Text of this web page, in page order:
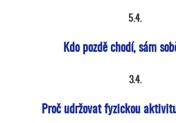
5.4.
Kdo pozdě chodí, sám
3.4.
Proč udržovat fyzickou